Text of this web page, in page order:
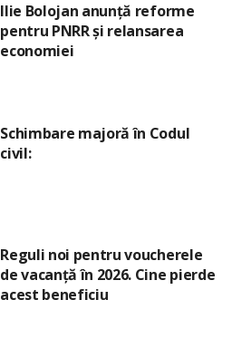
Ilie Bolojan anunță reforme
pentru PNRR și relansarea
economiei
Schimbare majoră în Codul
civil:
Reguli noi pentru voucherele
de vacanță în 2026. Cine pierde
acest beneficiu